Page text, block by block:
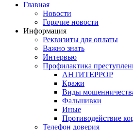
Главная
Новости
Горячие новости
Информация
Реквизиты для оплаты
Важно знать
Интервью
Профилактика
АНТИТЕРРОР
Кражи
Виды
Фальшивки
Иные
Противодействие
Телефон доверия